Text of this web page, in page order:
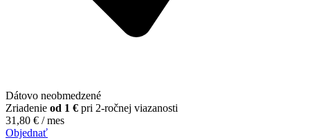
Dátovo neobmedzené
Zriadenie od 1 € pri 2-ročnej viazanosti
31,80 € / mes
Objednať